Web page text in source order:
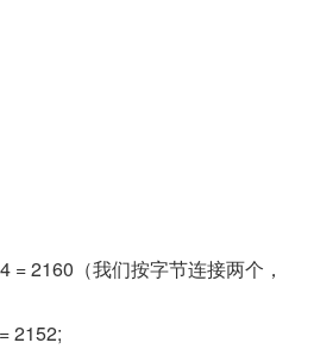
= 2160（我们按字节连接两个，
2152;